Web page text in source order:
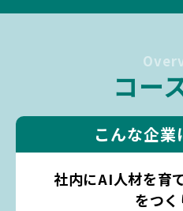
コー
こんな企業
社内にAI人材を育て
をつ